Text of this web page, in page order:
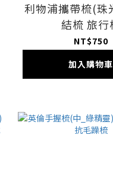
利物浦攜帶梳(珠
結梳 旅行
NT$750
加入購物車